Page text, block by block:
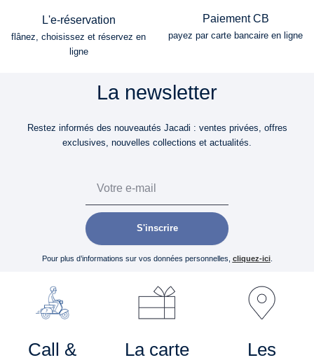
L'e-réservation
flânez, choisissez et réservez en
ligne
Paiement CB
payez par carte bancaire en ligne
La newsletter
Restez informés des nouveautés Jacadi : ventes privées, offres
exclusives, nouvelles collections et actualités.
S'inscrire
Pour plus d’informations sur vos données personnelles, cliquez-ici.
Call &
La carte
Les